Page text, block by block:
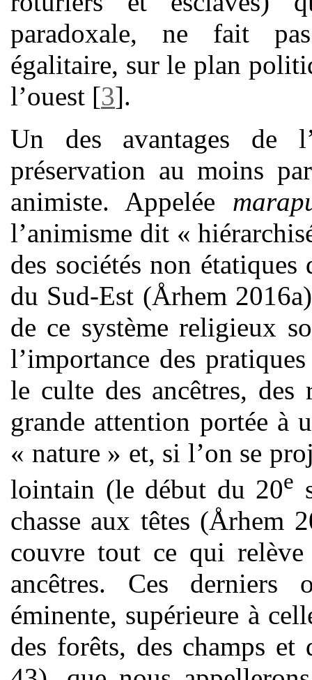
paradoxale, ne fait
égalitaire, sur le plan
l’ouest [3].
Un des avantages de
préservation au moins
animiste. Appelée
l’animisme dit «
des sociétés non
du Sud-Est (Århem
de ce système religieux
l’importance des
le culte des ancêtres, des
grande attention portée à
« nature » et, si l’on se
lointain (le début du 20e
chasse aux têtes (Århem
couvre tout ce qui
ancêtres. Ces derniers
éminente, supérieure à
des forêts, des champs